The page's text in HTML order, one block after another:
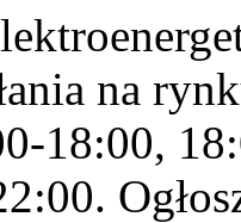
na
18:00,